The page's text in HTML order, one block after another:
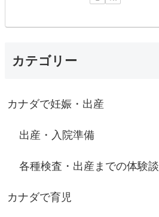
カテゴリー
カナダで妊娠・出産
出産・入院準備
各種検査・出産までの体験談
カナダで育児